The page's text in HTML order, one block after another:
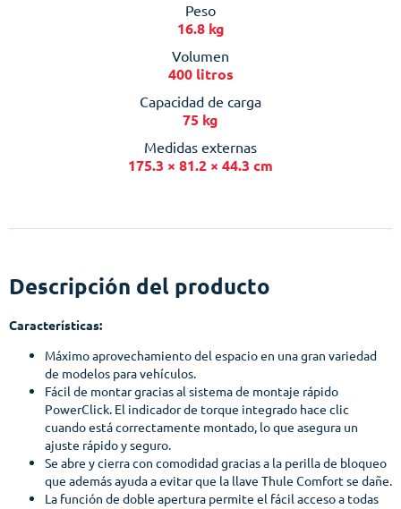
Peso
16.8 kg
Volumen
400 litros
Capacidad de carga
75 kg
Medidas externas
175.3 × 81.2 × 44.3 cm
Descripción del producto
Características:
Máximo aprovechamiento del espacio en una gran variedad
de modelos para vehículos.
Fácil de montar gracias al sistema de montaje rápido
PowerClick. El indicador de torque integrado hace clic
cuando está correctamente montado, lo que asegura un
ajuste rápido y seguro.
Se abre y cierra con comodidad gracias a la perilla de bloqueo
que además ayuda a evitar que la llave Thule Comfort se dañe.
La función de doble apertura permite el fácil acceso a todas